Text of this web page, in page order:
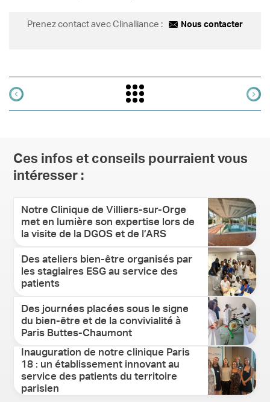
Prenez contact avec Clinalliance : Nous contacter
Ces infos et conseils pourraient vous
intéresser :
Notre Clinique de Villiers-sur-Orge
met en lumière son expertise lors de
la visite de la DGOS et de l’ARS
Des ateliers bien-être organisés par
les stagiaires ESG au service des
patients
Des journées placées sous le signe
du bien-être et de la convivialité à
Paris Buttes-Chaumont
Inauguration de notre clinique Paris
18 : un établissement innovant au
service des patients du territoire
parisien